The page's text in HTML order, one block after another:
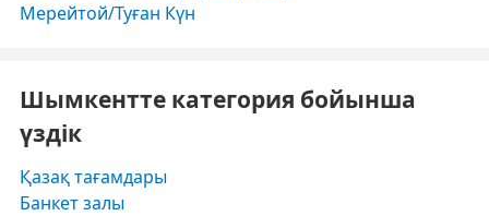
Мерейтой/Туған Күн
Шымкентте категория бойынша
үздік
Қазақ тағамдары
Банкет залы